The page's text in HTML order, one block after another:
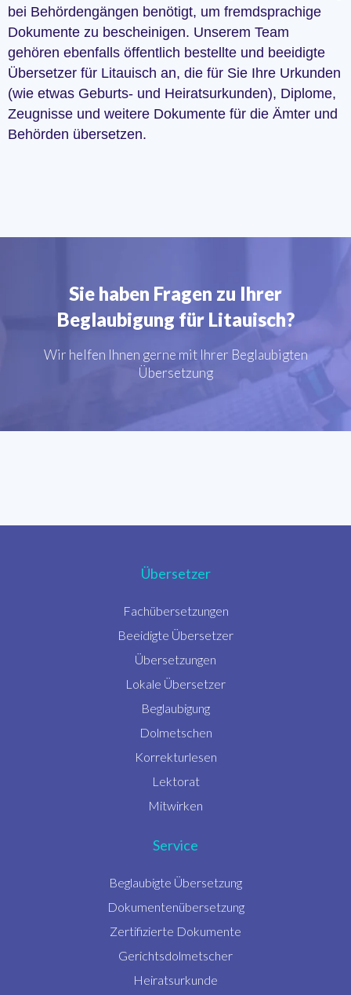
bei Behördengängen benötigt, um fremdsprachige
Dokumente zu bescheinigen. Unserem Team
gehören ebenfalls öffentlich bestellte und beeidigte
Übersetzer für Litauisch an, die für Sie Ihre Urkunden
(wie etwas Geburts- und Heiratsurkunden), Diplome,
Zeugnisse und weitere Dokumente für die Ämter und
Behörden übersetzen.
Sie haben Fragen zu Ihrer
Beglaubigung für Litauisch?
Wir helfen Ihnen gerne mit Ihrer Beglaubigten
Übersetzung
Übersetzer
Fachübersetzungen
Beeidigte Übersetzer
Übersetzungen
Lokale Übersetzer
Beglaubigung
Dolmetschen
Korrekturlesen
Lektorat
Mitwirken
Service
Beglaubigte Übersetzung
Dokumentenübersetzung
Zertifizierte Dokumente
Gerichtsdolmetscher
Heiratsurkunde